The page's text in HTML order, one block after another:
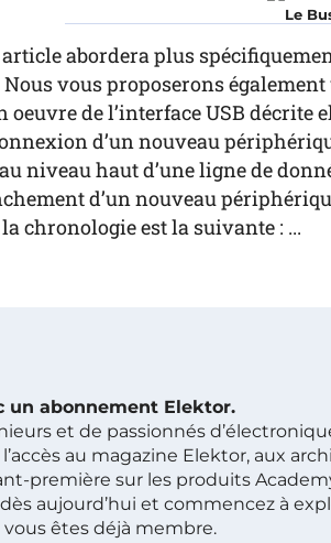
Le
abordera plus
vous proposerons
de l’interface USB décrite
d’un nouveau
niveau haut d’une ligne de
d’un nouveau
chronologie est la suivante : ...
un abonnement Elektor.
et de passionnés
au magazine Elektor, aux
première sur les produits
aujourd’hui et commencez à
vous êtes déjà membre.